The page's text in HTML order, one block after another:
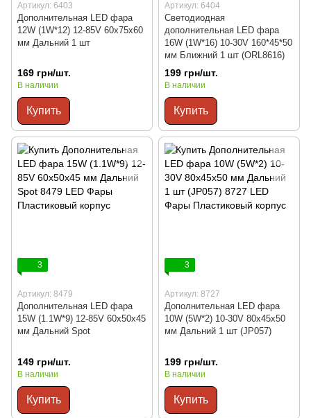
Артикул: 6403
Дополнительная LED фара
12W (1W*12) 12-85V 60x75x60
мм Дальний 1 шт
169 грн/шт.
В наличии
Купить
Артикул: 6404
Светодиодная
дополнительная LED фара
16W (1W*16) 10-30V 160*45*50
мм Ближний 1 шт (ORL8616)
199 грн/шт.
В наличии
Купить
3
Артикул: 8479
Дополнительная LED фара
15W (1.1W*9) 12-85V 60x50x45
мм Дальний Spot
149 грн/шт.
В наличии
Купить
3
Артикул: 8727
Дополнительная LED фара
10W (5W*2) 10-30V 80x45x50
мм Дальний 1 шт (JP057)
199 грн/шт.
В наличии
Купить